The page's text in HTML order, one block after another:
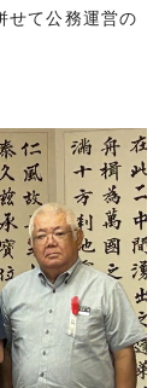
せて公務運営の